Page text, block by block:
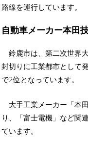
路線を運行しています。
自動車メーカー本田
鈴鹿市は、第二次世界
封切りに工業都市として
で2位となっています。
大手工業メーカー「本
り、「富士電機」など関
ています。